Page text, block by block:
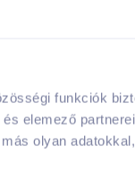
funkciók
elemező
olyan
Megosztás